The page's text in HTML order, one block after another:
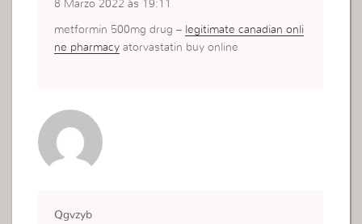
8 Marzo 2022 às 19:11
metformin 500mg drug – legitimate canadian onli
ne pharmacy atorvastatin buy online
Qgvzyb